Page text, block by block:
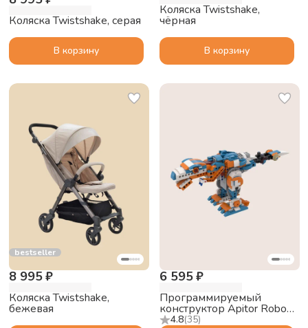
Коляска Twistshake, серая
В корзину
Коляска Twistshake,
чёрная
В корзину
bestseller
8 995 ₽
Коляска Twistshake,
бежевая
4.8(35)
6 595 ₽
Программируемый
конструктор Apitor Robot
X 12в1